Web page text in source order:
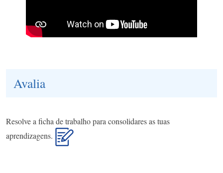
Avalia
Resolve a ficha de trabalho para consolidares as tuas
aprendizagens.